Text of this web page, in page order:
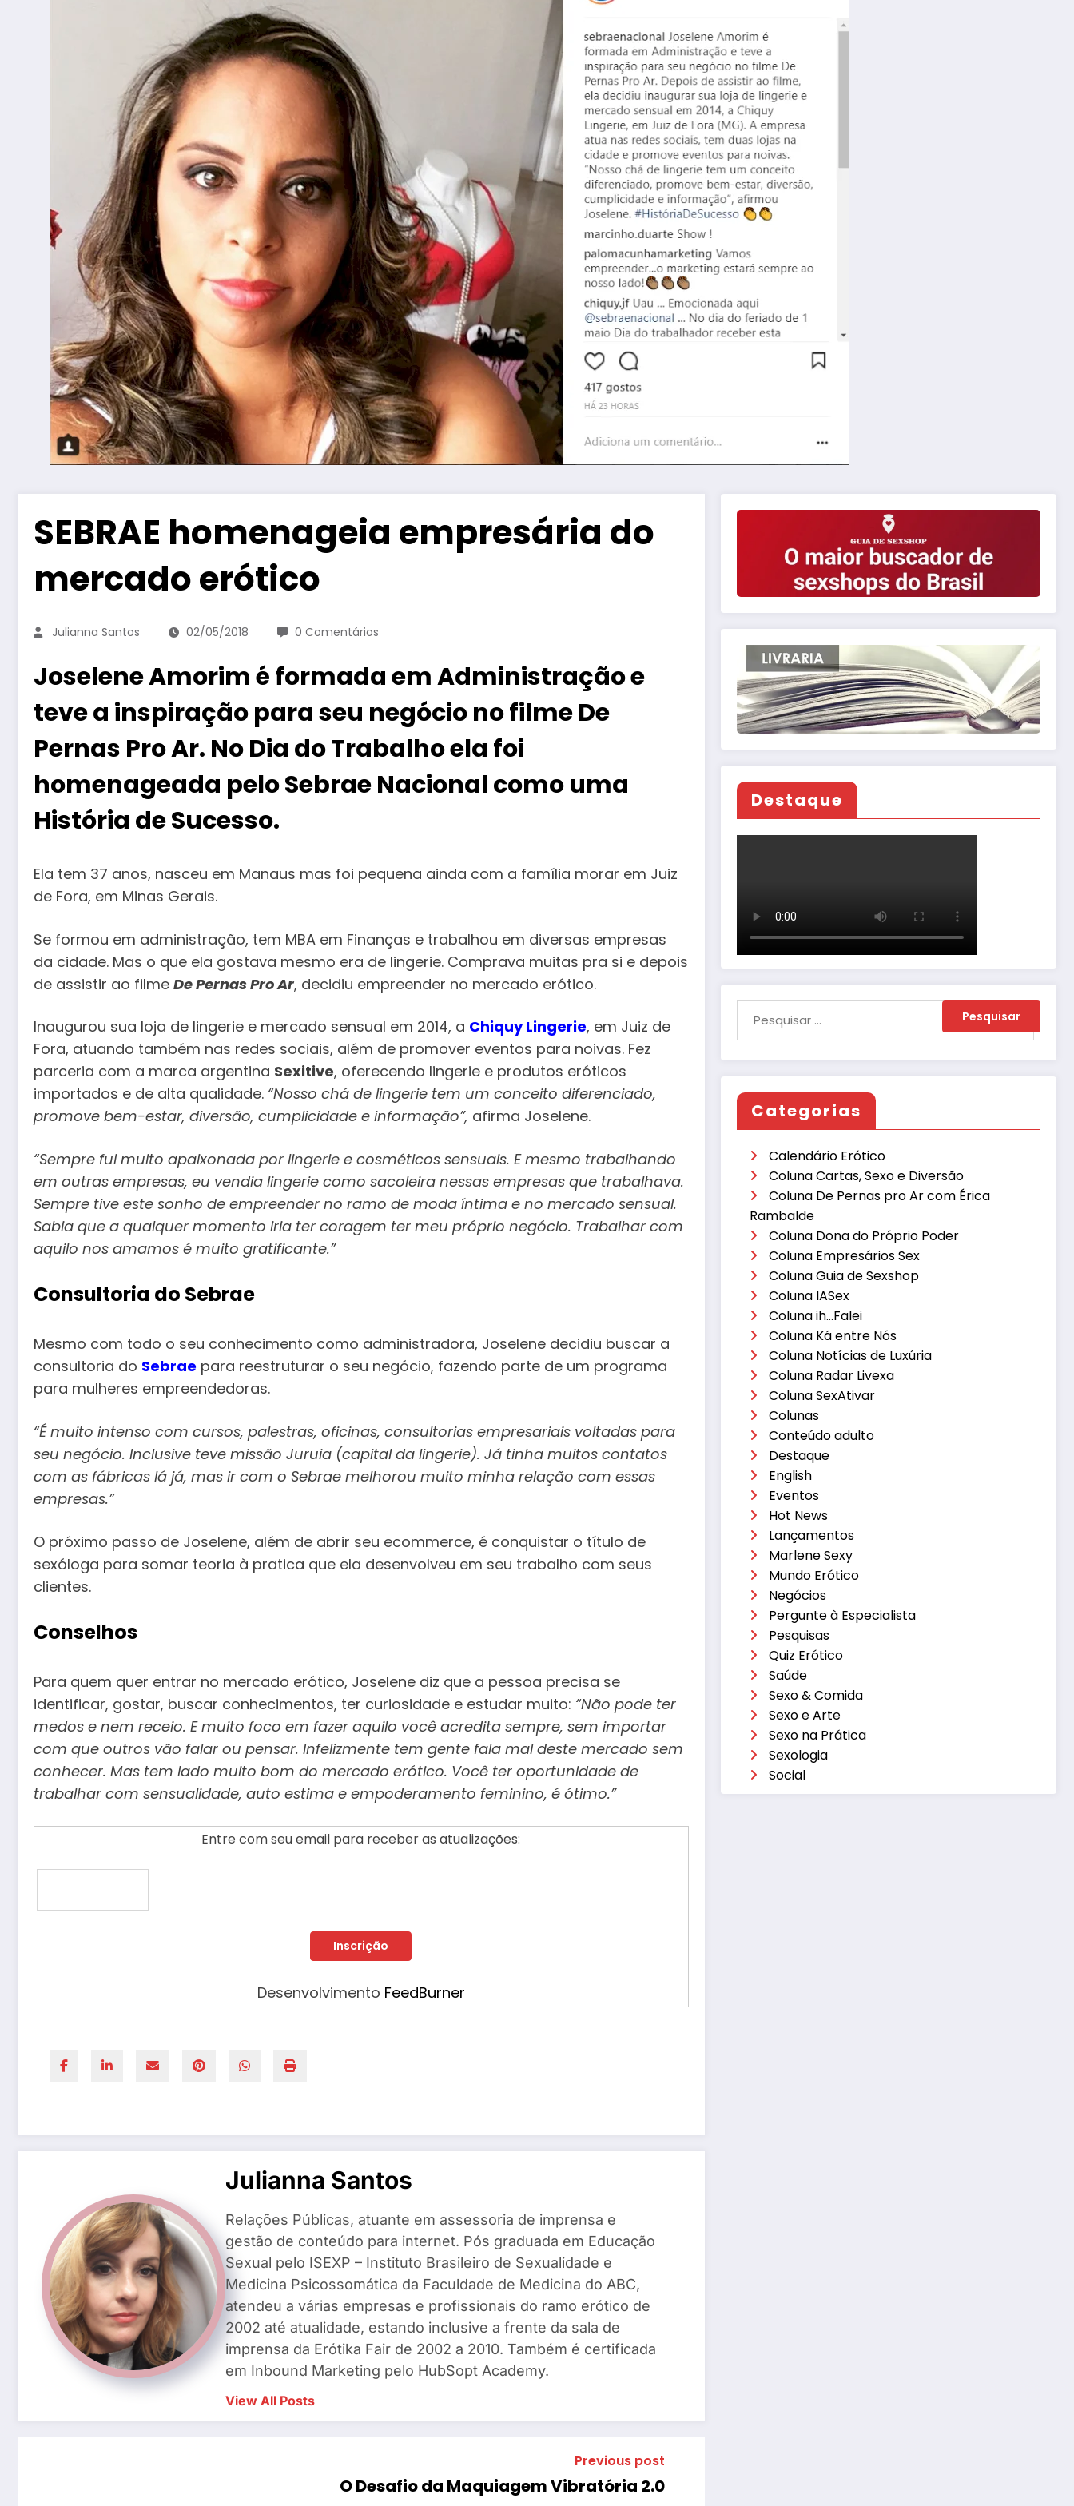
SEBRAE homenageia empresária do
mercado erótico
Julianna Santos 02/05/2018 0 Comentários
Joselene Amorim é formada em Administração e
teve a inspiração para seu negócio no filme De
Pernas Pro Ar. No Dia do Trabalho ela foi
homenageada pelo Sebrae Nacional como uma
História de Sucesso.
Ela tem 37 anos, nasceu em Manaus mas foi pequena ainda com a família morar em Juiz
de Fora, em Minas Gerais.
Se formou em administração, tem MBA em Finanças e trabalhou em diversas empresas
da cidade. Mas o que ela gostava mesmo era de lingerie. Comprava muitas pra si e depois
de assistir ao filme De Pernas Pro Ar, decidiu empreender no mercado erótico.
Inaugurou sua loja de lingerie e mercado sensual em 2014, a Chiquy Lingerie, em Juiz de
Fora, atuando também nas redes sociais, além de promover eventos para noivas. Fez
parceria com a marca argentina Sexitive, oferecendo lingerie e produtos eróticos
importados e de alta qualidade. “Nosso chá de lingerie tem um conceito diferenciado,
promove bem-estar, diversão, cumplicidade e informação”, afirma Joselene.
“Sempre fui muito apaixonada por lingerie e cosméticos sensuais. E mesmo trabalhando
em outras empresas, eu vendia lingerie como sacoleira nessas empresas que trabalhava.
Sempre tive este sonho de empreender no ramo de moda íntima e no mercado sensual.
Sabia que a qualquer momento iria ter coragem ter meu próprio negócio. Trabalhar com
aquilo nos amamos é muito gratificante.”
Consultoria do Sebrae
Mesmo com todo o seu conhecimento como administradora, Joselene decidiu buscar a
consultoria do Sebrae para reestruturar o seu negócio, fazendo parte de um programa
para mulheres empreendedoras.
“É muito intenso com cursos, palestras, oficinas, consultorias empresariais voltadas para
seu negócio. Inclusive teve missão Juruia (capital da lingerie). Já tinha muitos contatos
com as fábricas lá já, mas ir com o Sebrae melhorou muito minha relação com essas
empresas.”
O próximo passo de Joselene, além de abrir seu ecommerce, é conquistar o título de
sexóloga para somar teoria à pratica que ela desenvolveu em seu trabalho com seus
clientes.
Conselhos
Para quem quer entrar no mercado erótico, Joselene diz que a pessoa precisa se
identificar, gostar, buscar conhecimentos, ter curiosidade e estudar muito: “Não pode ter
medos e nem receio. E muito foco em fazer aquilo você acredita sempre, sem importar
com que outros vão falar ou pensar. Infelizmente tem gente fala mal deste mercado sem
conhecer. Mas tem lado muito bom do mercado erótico. Você ter oportunidade de
trabalhar com sensualidade, auto estima e empoderamento feminino, é ótimo.”
Entre com seu email para receber as atualizações:
Desenvolvimento FeedBurner
Julianna Santos
Relações Públicas, atuante em assessoria de imprensa e
gestão de conteúdo para internet. Pós graduada em Educação
Sexual pelo ISEXP – Instituto Brasileiro de Sexualidade e
Medicina Psicossomática da Faculdade de Medicina do ABC,
atendeu a várias empresas e profissionais do ramo erótico de
2002 até atualidade, estando inclusive a frente da sala de
imprensa da Erótika Fair de 2002 a 2010. Também é certificada
em Inbound Marketing pelo HubSopt Academy.
View All Posts
Previous post
O Desafio da Maquiagem Vibratória 2.0
Destaque
Categorias
Calendário Erótico
Coluna Cartas, Sexo e Diversão
Coluna De Pernas pro Ar com Érica
Rambalde
Coluna Dona do Próprio Poder
Coluna Empresários Sex
Coluna Guia de Sexshop
Coluna IASex
Coluna ih…Falei
Coluna Ká entre Nós
Coluna Notícias de Luxúria
Coluna Radar Livexa
Coluna SexAtivar
Colunas
Conteúdo adulto
Destaque
English
Eventos
Hot News
Lançamentos
Marlene Sexy
Mundo Erótico
Negócios
Pergunte à Especialista
Pesquisas
Quiz Erótico
Saúde
Sexo & Comida
Sexo e Arte
Sexo na Prática
Sexologia
Social